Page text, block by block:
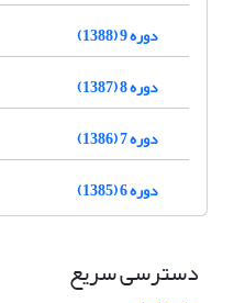
دوره 9 (1388)
دوره 8 (1387)
دوره 7 (1386)
دوره 6 (1385)
دسترسی سریع